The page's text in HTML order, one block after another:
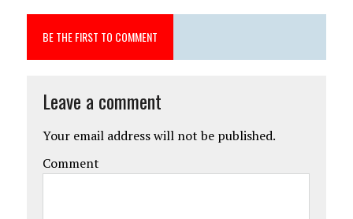
BE THE FIRST TO COMMENT
Leave a comment
Your email address will not be published.
Comment